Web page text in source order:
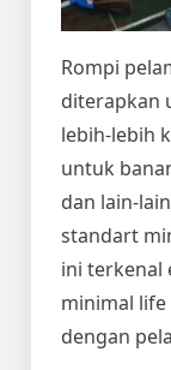
Rompi
diterapkan
lebih-lebih
untuk
dan lain-
standart
ini terkenal
minimal life
dengan